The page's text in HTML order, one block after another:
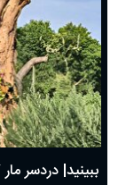
ببینید| دردسر